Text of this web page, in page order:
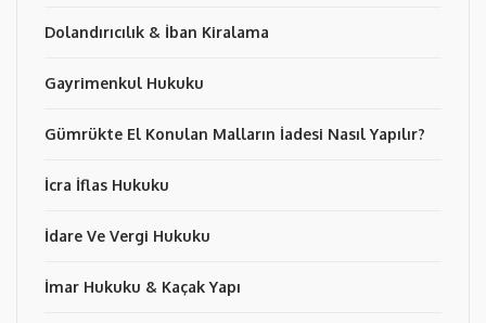
Dolandırıcılık & İban Kiralama
Gayrimenkul Hukuku
Gümrükte El Konulan Malların İadesi Nasıl Yapılır?
İcra İflas Hukuku
İdare Ve Vergi Hukuku
İmar Hukuku & Kaçak Yapı